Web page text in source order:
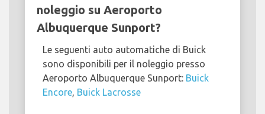
noleggio su Aeroporto
Albuquerque Sunport?
Le seguenti auto automatiche di Buick
sono disponibili per il noleggio presso
Aeroporto Albuquerque Sunport: Buick
Encore, Buick Lacrosse